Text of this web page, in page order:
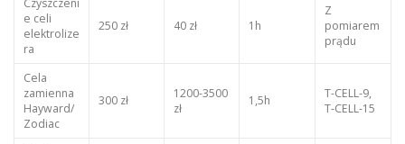
Czyszczeni
e celi
elektrolize
ra
250 zł 40 zł 1h
Z
pomiarem
prądu
Cela
zamienna
Hayward/
Zodiac
300 zł
1200-3500
zł
1,5h
T-CELL-9,
T-CELL-15